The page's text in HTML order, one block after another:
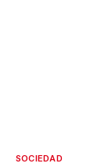
SOCIEDAD